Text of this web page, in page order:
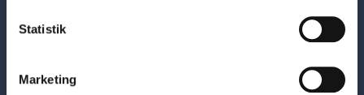
Statistik
Marketing